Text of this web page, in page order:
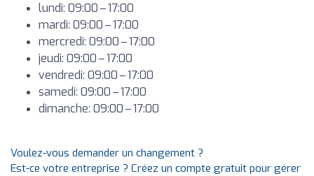
lundi: 09:00 – 17:00
mardi: 09:00 – 17:00
mercredi: 09:00 – 17:00
jeudi: 09:00 – 17:00
vendredi: 09:00 – 17:00
samedi: 09:00 – 17:00
dimanche: 09:00 – 17:00
Voulez-vous demander un changement ?
Est-ce votre entreprise ? Créez un compte gratuit pour gérer